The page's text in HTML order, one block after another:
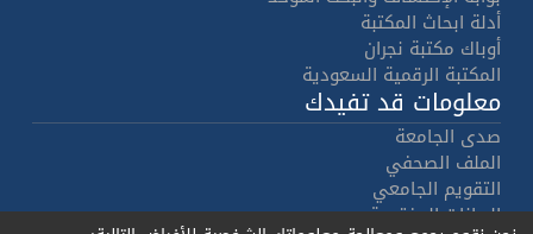
أدلة ابحاث المكتبة
أوباك مكتبة نجران
المكتبة الرقمية السعودية
معلومات قد تفيدك
صدى الجامعة
الملف الصحفي
التقويم الجامعي
البيانات المفتوحة